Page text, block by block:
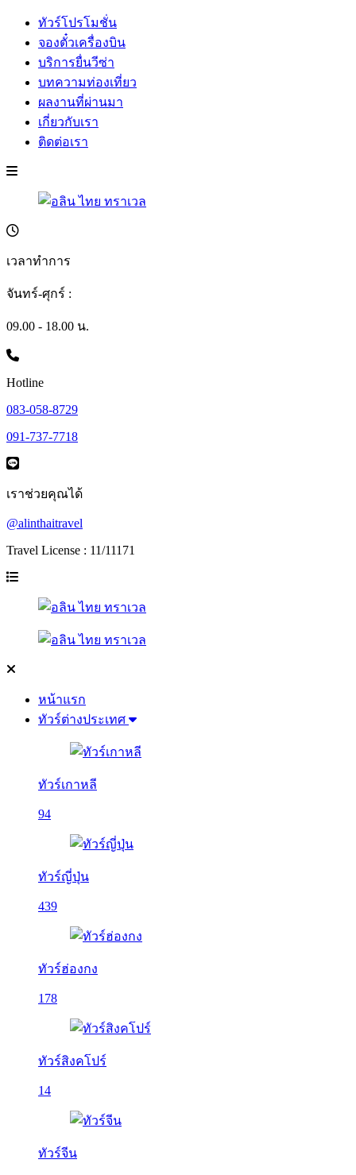
ทัวร์โปรโมชั่น
จองตั๋วเครื่องบิน
บริการยื่นวีซ่า
บทความท่องเที่ยว
ผลงานที่ผ่านมา
เกี่ยวกับเรา
ติดต่อเรา
เวลาทำการ
จันทร์-ศุกร์ :
09.00 - 18.00 น.
Hotline
083-058-8729
091-737-7718
เราช่วยคุณได้
@alinthaitravel
Travel License : 11/11171
หน้าแรก
ทัวร์ต่างประเทศ
ทัวร์เกาหลี
94
ทัวร์ญี่ปุ่น
439
ทัวร์ฮ่องกง
178
ทัวร์สิงคโปร์
14
ทัวร์จีน